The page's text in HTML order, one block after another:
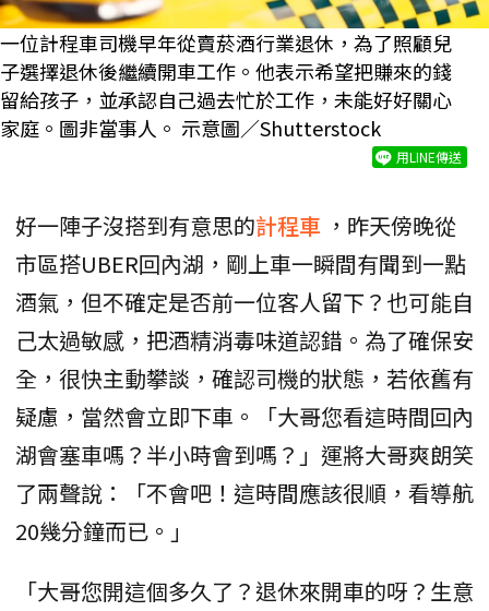
一位計程車司機早年從賣菸酒行業退休，為了照顧兒
子選擇退休後繼續開車工作。他表示希望把賺來的錢
留給孩子，並承認自己過去忙於工作，未能好好關心
家庭。圖非當事人。 示意圖／Shutterstock
用LINE傳送
好一陣子沒搭到有意思的計程車 ，昨天傍晚從
市區搭UBER回內湖，剛上車一瞬間有聞到一點
酒氣，但不確定是否前一位客人留下？也可能自
己太過敏感，把酒精消毒味道認錯。為了確保安
全，很快主動攀談，確認司機的狀態，若依舊有
疑慮，當然會立即下車。「大哥您看這時間回內
湖會塞車嗎？半小時會到嗎？」運將大哥爽朗笑
了兩聲說：「不會吧！這時間應該很順，看導航
20幾分鐘而已。」
「大哥您開這個多久了？退休來開車的呀？生意